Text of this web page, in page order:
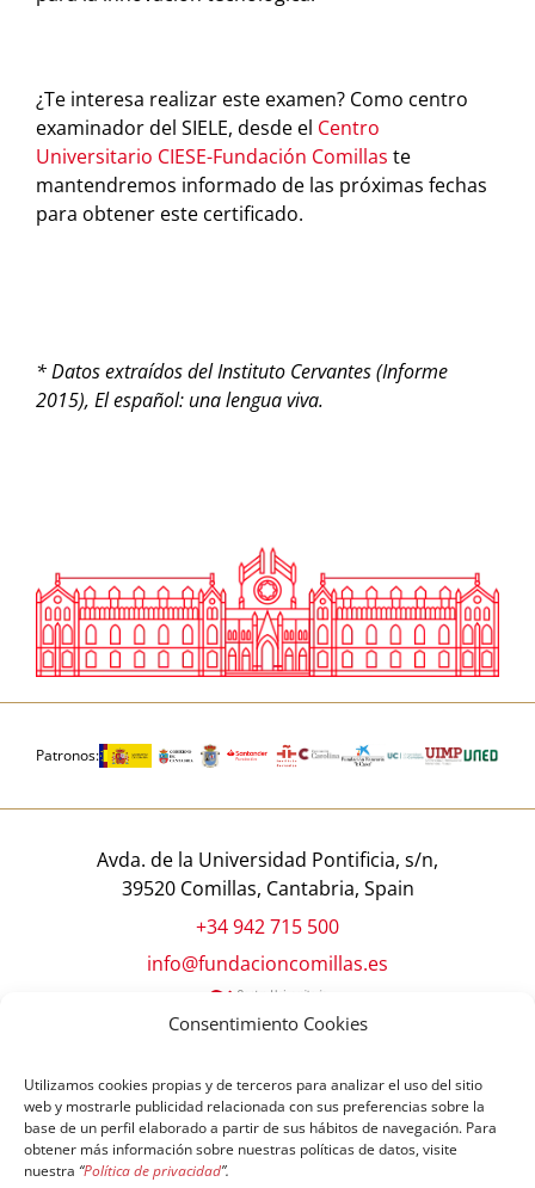
Consentimiento Cookies
Utilizamos cookies propias y de terceros para analizar el uso del sitio
web y mostrarle publicidad relacionada con sus preferencias sobre la
base de un perfil elaborado a partir de sus hábitos de navegación. Para
obtener más información sobre nuestras políticas de datos, visite
nuestra “Política de privacidad”.
¿Te interesa realizar este examen? Como centro
examinador del SIELE, desde el Centro
Universitario CIESE-Fundación Comillas te
mantendremos informado de las próximas fechas
para obtener este certificado.
* Datos extraídos del Instituto Cervantes (Informe
2015), El español: una lengua viva.
Patronos:
Avda. de la Universidad Pontificia, s/n,
39520 Comillas, Cantabria, Spain
+34 942 715 500
info@fundacioncomillas.es